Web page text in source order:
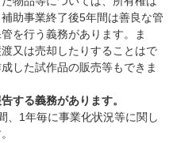
助事業終了後5年間は善良な管
を行う義務があります。ま
又は売却したりすることはで
した試作品の販売等もできま
する義務があります。
、1年毎に事業化状況等に関し